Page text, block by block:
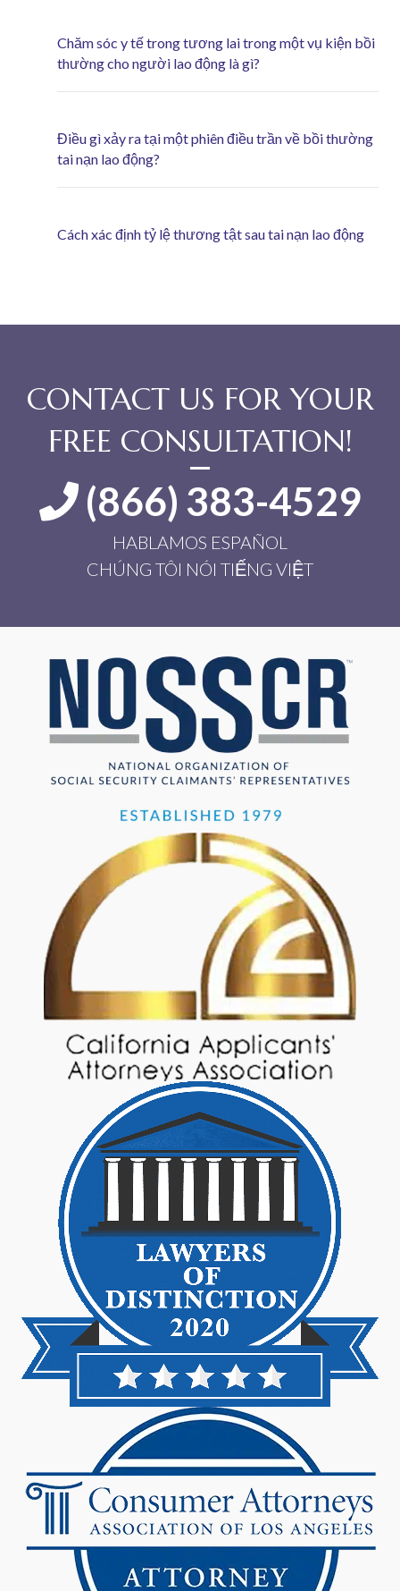
Chăm sóc y tế trong tương lai trong một vụ kiện bồi
thường cho người lao động là gì?
Điều gì xảy ra tại một phiên điều trần về bồi thường
tai nạn lao động?
Cách xác định tỷ lệ thương tật sau tai nạn lao động
CONTACT US FOR YOUR
FREE CONSULTATION!
(866) 383-4529
HABLAMOS ESPAÑOL
CHÚNG TÔI NÓI TIẾNG VIỆT